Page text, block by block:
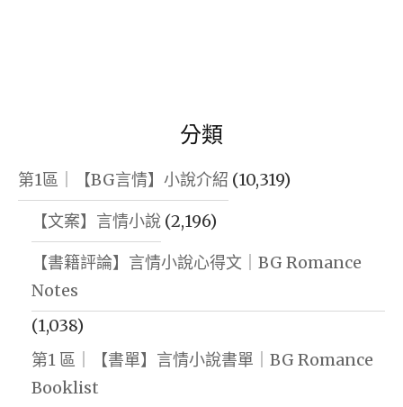
分類
第1區｜【BG言情】小說介紹 (10,319)
【文案】言情小說 (2,196)
【書籍評論】言情小說心得文｜BG Romance
Notes
(1,038)
第1 區｜【書單】言情小說書單｜BG Romance
Booklist